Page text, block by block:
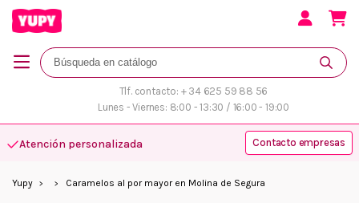
Tlf. contacto: + 34 625 59 88 56
Lunes - Viernes: 8:00 - 13:30 / 16:00 - 19:00
Más variedad y disponibilidad Contacto empresas
Yupy Caramelos al por mayor en Molina de Segura